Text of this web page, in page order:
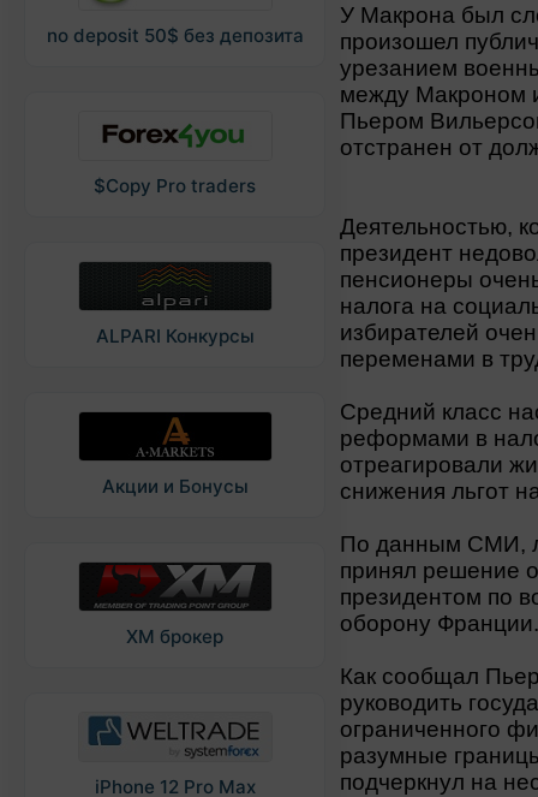
no deposit 50$ без депозита
$Copy Pro traders
ALPARI Конкурсы
Акции и Бонусы
XM брокер
iPhone 12 Pro Max
У Макрона был
произошел
урезанием
между Макроном
Пьером
отстранен от
Деятельностью,
президент
пенсионеры
налога на
избирателей
переменами в
Средний класс
реформами в
отреагировали
снижения льгот
По данным СМИ,
принял решение
президентом по
оборону Франции.
Как сообщал
руководить
ограниченного
разумные
подчеркнул на